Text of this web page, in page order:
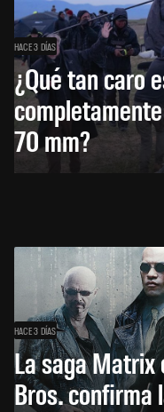
HACE 3 DÍAS
¿Qué tan caro
70 mm?
HACE 3 DÍAS
La saga
Bros. confirma